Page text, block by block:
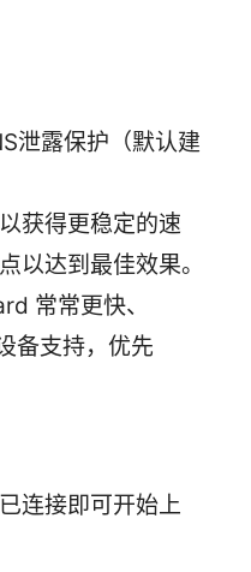
泄露保护（默认建
获得更稳定的速
以达到最佳效果。
常常更快、
备支持，优先
连接即可开始上